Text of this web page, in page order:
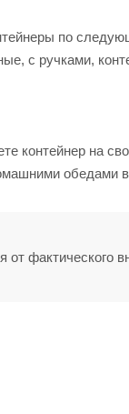
по
с ручками,
контейнер на
обедами
от фактического